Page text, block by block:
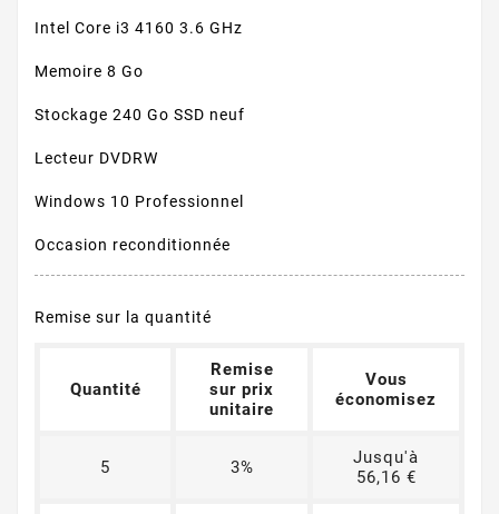
Intel Core i3 4160 3.6 GHz
Memoire 8 Go
Stockage 240 Go SSD neuf
Lecteur DVDRW
Windows 10 Professionnel
Occasion reconditionnée
Remise sur la quantité
Quantité
Remise
sur prix
unitaire
Vous
économisez
5 3%
Jusqu'à
56,16 €